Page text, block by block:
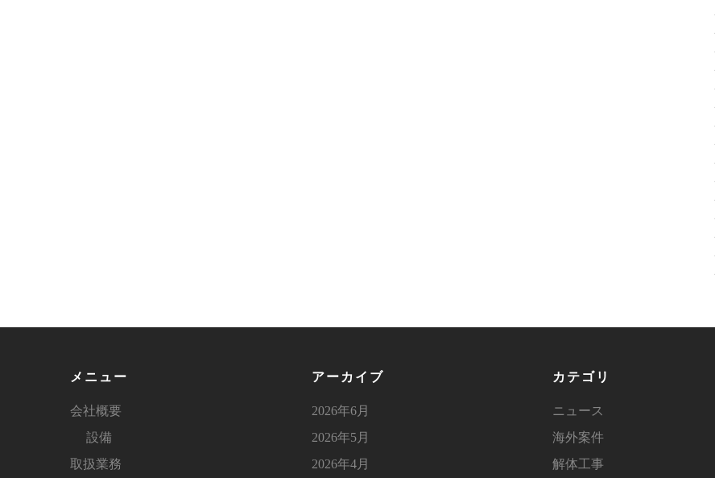
メニュー
会社概要
設備
取扱業務
アーカイブ
2026年6月
2026年5月
2026年4月
カテゴリ
ニュース
海外案件
解体工事